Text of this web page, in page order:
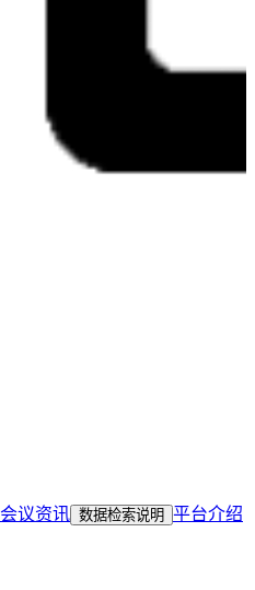
会议资讯 数据检索说明 平台介绍